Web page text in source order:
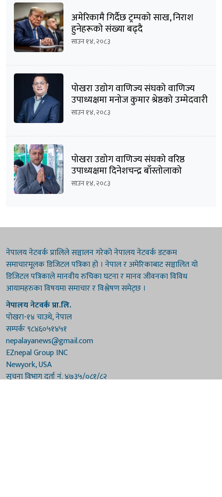
अमेरिकामै गिर्दैछ ट्रम्पको साख, निराश
हुनेहरूको संख्या बढ्दै
साउन १४, २०८३
पोखरा उद्योग वाणिज्य संघको वाणिज्य
उपाध्यक्षमा मनोज कुमार श्रेष्ठको उम्मेदवारी
घोषणा
साउन १४, २०८३
पोखरा उद्योग वाणिज्य संघको वरिष्ठ
उपाध्यक्षमा दिनेशचन्द्र बाँस्तोलाको
उम्मेदवारी घोषणा
साउन १४, २०८३
नेपालय नेटवर्क प्रालिले सञ्चालन गरेको नेपालय नेटवर्क डटकम
समाचारमूलक डिजिटल पत्रिका हो । नेपाल र अमेरिकाबाट सञ्चालित यो
डिजिटल पत्रिकाले मानवीय रुचिका घटना र मानव जीवनका विविध
आयामहरुका विषयमा समाचार र विश्लेषण समेट्छ ।
नेपालय नेटवर्क प्रा.लि.
पोखरा-१४ चाउथे, नेपाल
सम्पर्कः ९८४६०५१४५१
nepalayanews@gmail.com
EZnepal Group INC
Newyork, USA
सूचना विभाग दर्ता नं. ४७३५/०८१/८२